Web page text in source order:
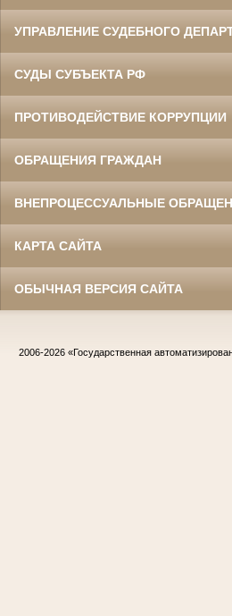
УПРАВЛЕНИЕ СУДЕБНОГО
СУДЫ СУБЪЕКТА РФ
ПРОТИВОДЕЙСТВИЕ КОРРУПЦИИ
ОБРАЩЕНИЯ ГРАЖДАН
ВНЕПРОЦЕССУАЛЬНЫЕ
КАРТА САЙТА
ОБЫЧНАЯ ВЕРСИЯ САЙТА
2006-2026 «Государственная